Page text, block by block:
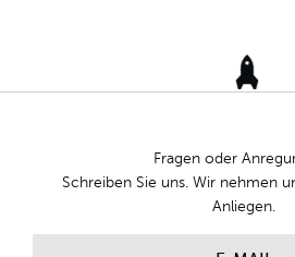
Fragen oder
Schreiben Sie uns. Wir nehmen
Anliegen.